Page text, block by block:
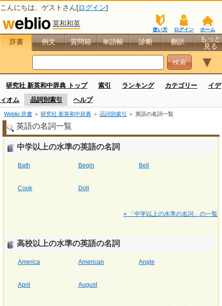
こんにちは、 ゲスト さん[ログイン]
英和和英
ホーム
ログイン
使い方
辞書 例文 質問箱 単語帳 診断 翻訳
もっと
見る
▼
研究社 新英和中辞典 トップ 索引 ランキング カテゴリー
イデ
ィオム
品詞別索引 ヘルプ
Weblio 辞書 ＞ 研究社 新英和中辞典 ＞ 品詞別索引 ＞ 英語の名詞一覧
英語の名詞一覧
中学以上の水準の英語の名詞
Bath Begin Bell
Cook Doll
» 「中学以上の水準の名詞」の一覧
高校以上の水準の英語の名詞
America American Angle
April August